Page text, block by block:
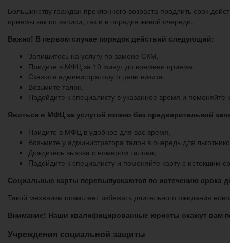
Большинству граждан преклонного возраста продлить срок
приемы как по записи, так и в порядке живой очереди.
Важно! В первом случае порядок действий следующий:
Запишитесь на услугу по замене СКМ,
Придите в МФЦ за 10 минут до времени приема,
Скажите администратору о цели визита,
Возьмите талон,
Подойдите к специалисту в указанное время и
Явиться в МФЦ за услугой можно без предварительной
Придите в МФЦ в удобное для вас время,
Возьмите у администратора талон в очередь для
Дождитесь вызова с номером талона,
Подойдите к специалисту и поменяйте карту с истекшим
Социальные карты перевыпускаются по истечению срока
Такой механизм позволяет избежать длительного ожидания
Внимание! Наши квалифицированные юристы окажут вам
Учреждения социальной защиты